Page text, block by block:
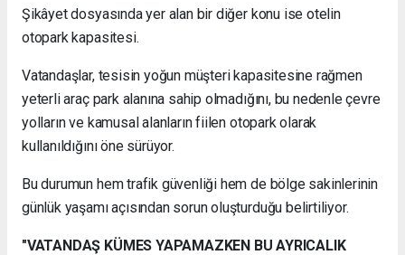
Şikâyet dosyasında yer alan bir diğer konu ise otelin
otopark kapasitesi.
Vatandaşlar, tesisin yoğun müşteri kapasitesine rağmen
yeterli araç park alanına sahip olmadığını, bu nedenle çevre
yolların ve kamusal alanların fiilen otopark olarak
kullanıldığını öne sürüyor.
Bu durumun hem trafik güvenliği hem de bölge sakinlerinin
günlük yaşamı açısından sorun oluşturduğu belirtiliyor.
"VATANDAŞ KÜMES YAPAMAZKEN BU AYRICALIK